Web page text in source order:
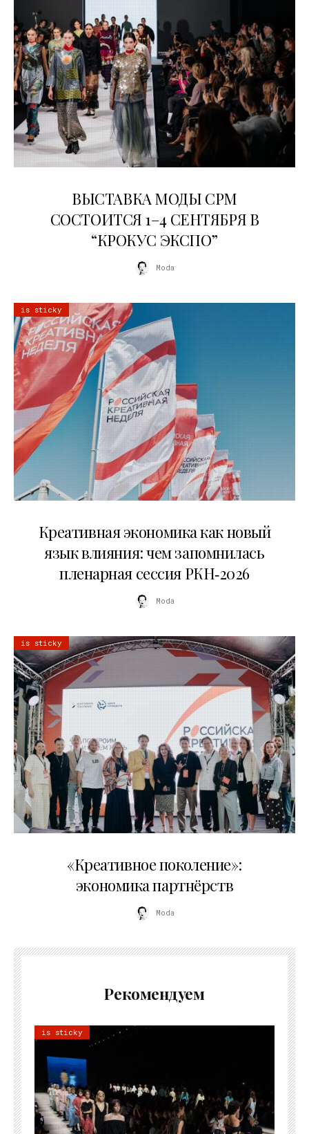
ВЫСТАВКА МОДЫ CPM
СОСТОИТСЯ 1–4 СЕНТЯБРЯ В
“КРОКУС ЭКСПО”
Moda
is sticky
Креативная экономика как новый
язык влияния: чем запомнилась
пленарная сессия РКН‑2026
Moda
is sticky
«Креативное поколение»:
экономика партнёрств
Moda
Рекомендуем
is sticky